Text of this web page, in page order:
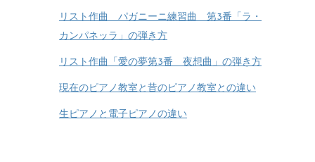
リスト作曲 パガニーニ練習曲 第3番「ラ・
カンパネッラ」の弾き方
リスト作曲「愛の夢第3番 夜想曲」の弾き方
現在のピアノ教室と昔のピアノ教室との違い
生ピアノと電子ピアノの違い